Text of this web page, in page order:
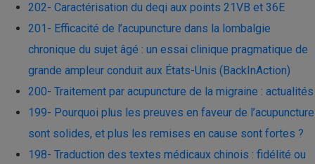
202- Caractérisation du deqi aux points 21VB et 36E
201- Efficacité de l’acupuncture dans la lombalgie
chronique du sujet âgé : un essai clinique pragmatique de
grande ampleur conduit aux États-Unis (BackInAction)
200- Traitement par acupuncture de la migraine : actualités
199- Pourquoi plus les preuves en faveur de l’acupuncture
sont solides, et plus les remises en cause sont fortes ?
198- Traduction des textes médicaux chinois : fidélité ou